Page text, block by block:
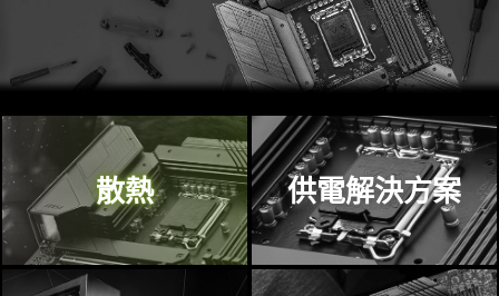
散熱 供電解決方案